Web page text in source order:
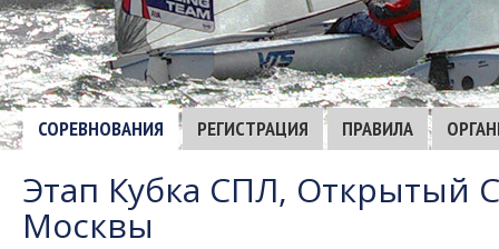
СОРЕВНОВАНИЯ РЕГИСТРАЦИЯ ПРАВИЛА
Этап Кубка СПЛ, Открытый
Москвы